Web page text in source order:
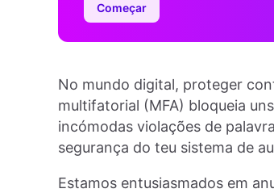
Começar
No mundo digital, proteger
multifatorial (MFA) bloqueia
incómodas violações de
segurança do teu sistema de
Estamos entusiasmados em